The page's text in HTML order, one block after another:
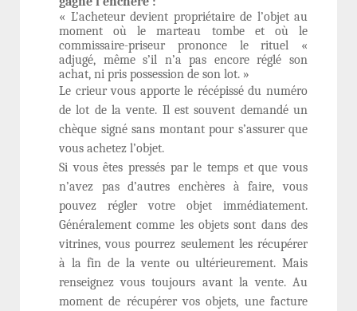
« L’acheteur devient propriétaire de l’objet au
moment où le marteau tombe et où le
commissaire-priseur prononce le rituel «
adjugé, même s’il n’a pas encore réglé son
achat, ni pris possession de son lot. »
Le crieur vous apporte le récépissé du numéro
de lot de la vente. Il est souvent demandé un
chèque signé sans montant pour s’assurer que
vous achetez l’objet.
Si vous êtes pressés par le temps et que vous
n’avez pas d’autres enchères à faire, vous
pouvez régler votre objet immédiatement.
Généralement comme les objets sont dans des
vitrines, vous pourrez seulement les récupérer
à la fin de la vente ou ultérieurement. Mais
renseignez vous toujours avant la vente. Au
moment de récupérer vos objets, une facture